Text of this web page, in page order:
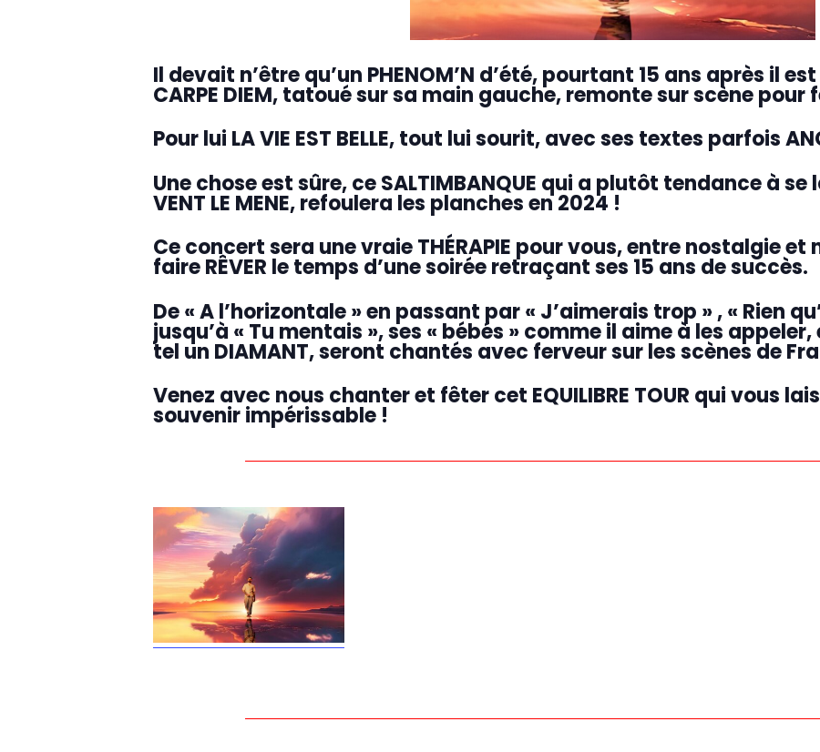
Il devait n’être qu’un PHENOM’N d’été, pourtant 15 ans après il
CARPE DIEM, tatoué sur sa main gauche, remonte sur scène pour
Pour lui LA VIE EST BELLE, tout lui sourit, avec ses textes parfois
Une chose est sûre, ce SALTIMBANQUE qui a plutôt tendance à se
VENT LE MENE, refoulera les planches en 2024 !
Ce concert sera une vraie THÉRAPIE pour vous, entre nostalgie
faire RÊVER le temps d’une soirée retraçant ses 15 ans de succès.
De « A l’horizontale » en passant par « J’aimerais trop » , « Rien
jusqu’à « Tu mentais », ses « bébés » comme il aime à les
tel un DIAMANT, seront chantés avec ferveur sur les scènes de
Venez avec nous chanter et fêter cet EQUILIBRE TOUR qui vous
souvenir impérissable !